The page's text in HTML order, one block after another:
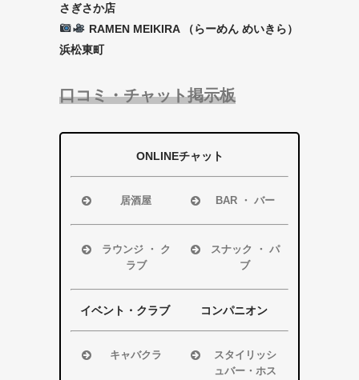
さぎさか店
RAMEN MEIKIRA （らーめん めいきら）
浜松東町
口コミ・チャット掲示板
ONLINEチャット
居酒屋
浜松市
磐田市
袋井市
掛川市
その他エリア
BAR ・ バー
浜松市
磐田市
袋井市
掛川市
その他エリア
ラウンジ ・ ク
ラブ
浜松市
磐田市
袋井市
掛川市
スナック ・ パ
ブ
浜松市
磐田市
袋井市
掛川市
その他エリア
イベント・クラブ コンパニオン
キャバクラ
スタイリッシ
ュバー・ホス